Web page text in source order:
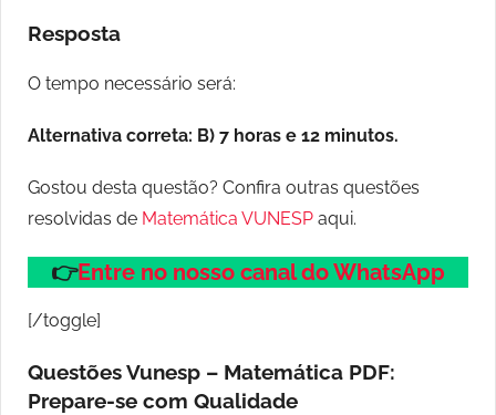
Resposta
O tempo necessário será:
Alternativa correta: B) 7 horas e 12 minutos.
Gostou desta questão? Confira outras questões
resolvidas de Matemática VUNESP aqui.
👉Entre no nosso canal do WhatsApp
[/toggle]
Questões Vunesp – Matemática PDF:
Prepare-se com Qualidade